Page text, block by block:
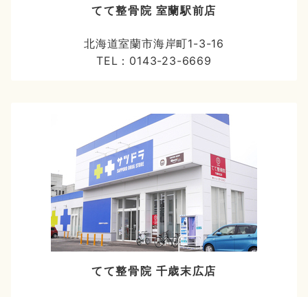
てて整骨院 室蘭駅前店
北海道室蘭市海岸町1-3-16
TEL：0143-23-6669
てて整骨院 千歳末広店